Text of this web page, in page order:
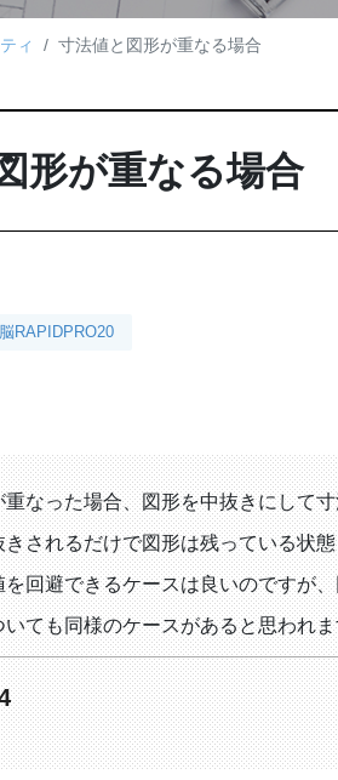
ィ 寸法値と図形が重なる場合
形が重なる場合
RAPIDPRO20
なった場合、図形を中抜きにして
されるだけで図形は残っている状態
回避できるケースは良いのですが
ても同様のケースがあると思われ